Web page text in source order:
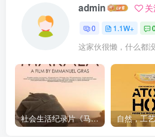
admin
0 1.1W+ 0
这家伙很懒，什么都
社会生活纪录片《马加拉 Makala》下载